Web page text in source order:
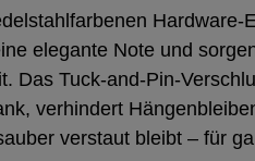
Hardware-
elegante Note und
Das Tuck-and-Pin-
verhindert
verstaut bleibt – für